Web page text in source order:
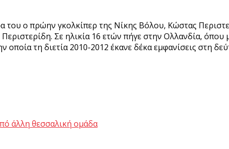
του ο πρώην γκολκίπερ της Νίκης Βόλου, Κώστας
Σε ηλικία 16 ετών πήγε στην Ολλανδία,
οποία τη διετία 2010-2012 έκανε δέκα εμφανίσεις στη